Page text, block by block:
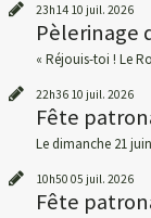
23h14 10 juil. 2026
Pèlerinage
« Réjouis-toi ! Le
22h36 10 juil. 2026
Fête
Le dimanche 21
10h50 05 juil. 2026
Fête